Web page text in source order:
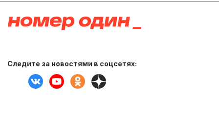
Следите за новостями в соцсетях: